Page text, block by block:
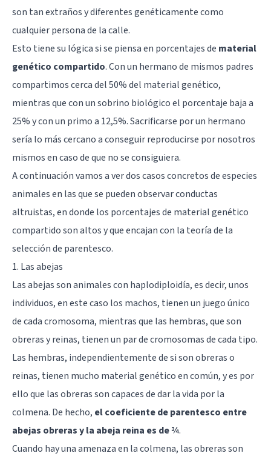
son tan extraños y diferentes genéticamente como
cualquier persona de la calle.
Esto tiene su lógica si se piensa en porcentajes de material
genético compartido. Con un hermano de mismos padres
compartimos cerca del 50% del material genético,
mientras que con un sobrino biológico el porcentaje baja a
25% y con un primo a 12,5%. Sacrificarse por un hermano
sería lo más cercano a conseguir reproducirse por nosotros
mismos en caso de que no se consiguiera.
A continuación vamos a ver dos casos concretos de especies
animales en las que se pueden observar conductas
altruistas, en donde los porcentajes de material genético
compartido son altos y que encajan con la teoría de la
selección de parentesco.
1. Las abejas
Las abejas son animales con haplodiploidía, es decir, unos
individuos, en este caso los machos, tienen un juego único
de cada cromosoma, mientras que las hembras, que son
obreras y reinas, tienen un par de cromosomas de cada tipo.
Las hembras, independientemente de si son obreras o
reinas, tienen mucho material genético en común, y es por
ello que las obreras son capaces de dar la vida por la
colmena. De hecho, el coeficiente de parentesco entre
abejas obreras y la abeja reina es de ¾.
Cuando hay una amenaza en la colmena, las obreras son